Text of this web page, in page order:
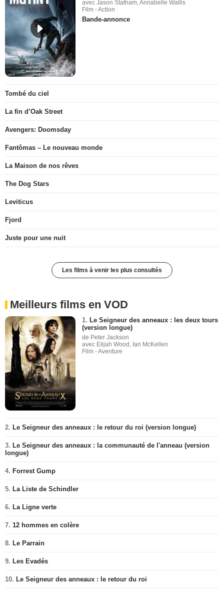
avec Jason Statham, Annabelle Wallis
Film - Action
Bande-annonce
Tombé du ciel
La fin d’Oak Street
Avengers: Doomsday
Fantômas – Le nouveau monde
La Maison de nos rêves
The Dog Stars
Leviticus
Fjord
Juste pour une nuit
Les films à venir les plus consultés
Meilleurs films en VOD
1. Le Seigneur des anneaux : les deux tours
(version longue)
de Peter Jackson
avec Elijah Wood, Ian McKellen
Film - Aventure
2. Le Seigneur des anneaux : le retour du roi (version longue)
3. Le Seigneur des anneaux : la communauté de l'anneau (version
longue)
4. Forrest Gump
5. La Liste de Schindler
6. La Ligne verte
7. 12 hommes en colère
8. Le Parrain
9. Les Evadés
10. Le Seigneur des anneaux : le retour du roi